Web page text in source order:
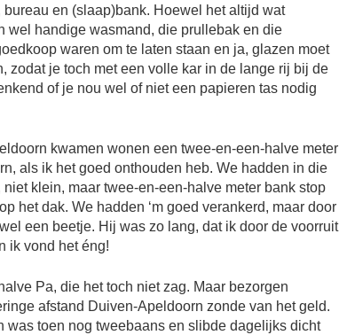
en (slaap)bank. Hoewel het altijd wat
wel handige wasmand, die prullebak en die
waren om te laten staan en ja, glazen moet
zodat je toch met een volle kar in de lange rij bij de
of je nou wel of niet een papieren tas nodig
kwamen wonen een twee-en-een-halve meter
als ik het goed onthouden heb. We hadden in die
klein, maar twee-en-een-halve meter bank stop
het dak. We hadden ‘m goed verankerd, maar door
een beetje. Hij was zo lang, dat ik door de voorruit
ik vond het éng!
Pa, die het toch niet zag. Maar bezorgen
afstand Duiven-Apeldoorn zonde van het geld.
was toen nog tweebaans en slibde dagelijks dicht